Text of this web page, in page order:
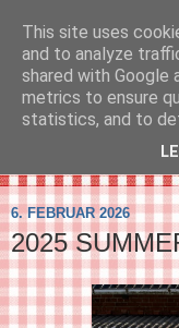
- en blog om
6. FEBRUAR 2026
2025
This site uses
and to analyze
shared with Google
metrics to ensure
statistics, and to